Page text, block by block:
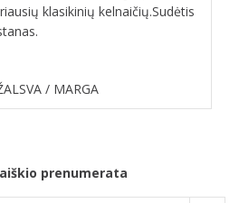
klasikinių kelnaičių.Sudėtis
/ MARGA
prenumerata